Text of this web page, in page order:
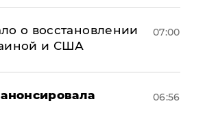
о восстановлении
и США
07:00
06:56